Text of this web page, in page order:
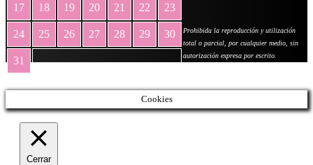
17 18 19 20 21 22 23
24 25 26 27 28 29 30
31
Prohibida la reproducción y utilización
total o parcial, por cualquier medio, sin
autorización expresa por escrito.
Cookies
Cerrar